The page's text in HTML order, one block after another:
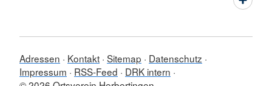
Adressen Kontakt Sitemap
Datenschutz
Impressum
RSS-Feed
DRK intern